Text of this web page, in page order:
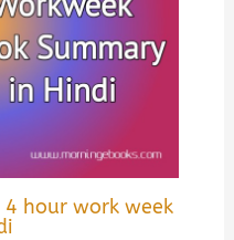
4 hour work week